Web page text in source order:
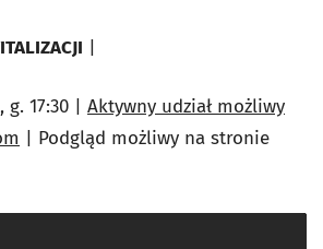
g. 17:30
Aktywny udział możliwy
| Podgląd możliwy na stronie